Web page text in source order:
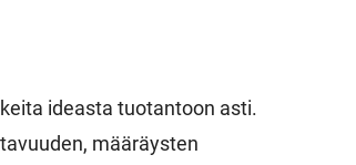
ideasta tuotantoon asti.
määräysten